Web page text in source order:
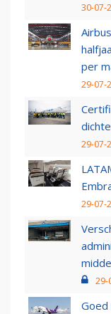
30-07-
per
29-07-
29-07-
29-07-
29-